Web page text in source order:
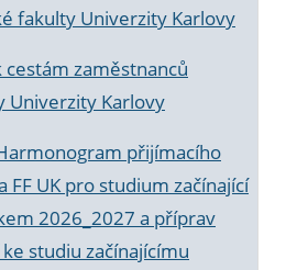
fakulty Univerzity Karlovy
cestám zaměstnanců
Univerzity Karlovy
přijímacího
FF UK pro studium začínající
2026_2027 a příprav
studiu začínajícímu